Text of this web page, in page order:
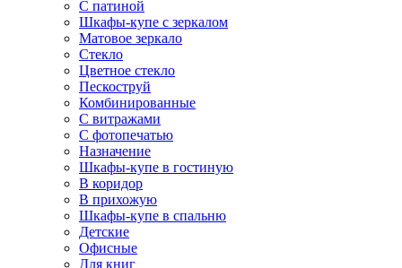
С патиной
Шкафы-купе с зеркалом
Матовое зеркало
Стекло
Цветное стекло
Пескоструй
Комбинированные
С витражами
С фотопечатью
Назначение
Шкафы-купе в гостиную
В коридор
В прихожую
Шкафы-купе в спальню
Детские
Офисные
Для книг